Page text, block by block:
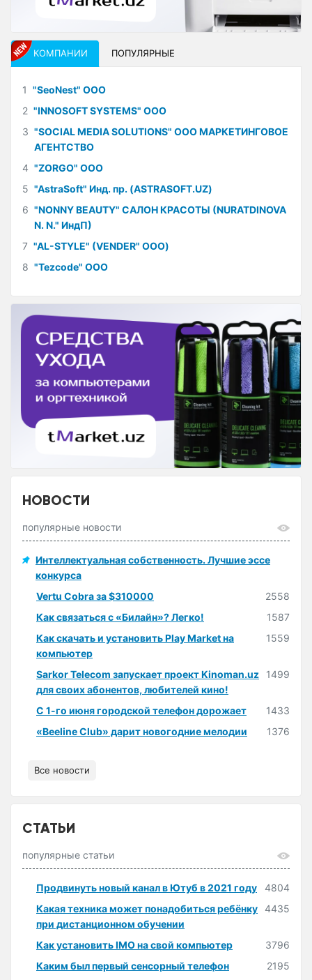
КОМПАНИИ ПОПУЛЯРНЫЕ
1 "SeoNest" ООО
2 "INNOSOFT SYSTEMS" ООО
3 "SOCIAL MEDIA SOLUTIONS" ООО МАРКЕТИНГОВОЕ
АГЕНТСТВО
4 "ZORGO" ООО
5 "AstraSoft" Инд. пр. (ASTRASOFT.UZ)
6 "NONNY BEAUTY" САЛОН КРАСОТЫ (NURATDINOVA
N. N." ИндП)
7 "AL-STYLE" (VENDER" ООО)
8 "Tezcode" ООО
НОВОСТИ
популярные новости
Интеллектуальная собственность. Лучшие эссе
конкурса
Vertu Cobra за $310000
2558
Как связаться с «Билайн»? Легко!
1587
Как скачать и установить Play Market на
компьютер
1559
Sarkor Telecom запускает проект Kinoman.uz
для своих абонентов, любителей кино!
1499
С 1-го июня городской телефон дорожает
1433
«Beeline Club» дарит новогодние мелодии
1376
Все новости
СТАТЬИ
популярные статьи
Продвинуть новый канал в Ютуб в 2021 году
4804
Какая техника может понадобиться ребёнку
при дистанционном обучении
4435
Как установить IMO на свой компьютер
3796
Каким был первый сенсорный телефон
2195